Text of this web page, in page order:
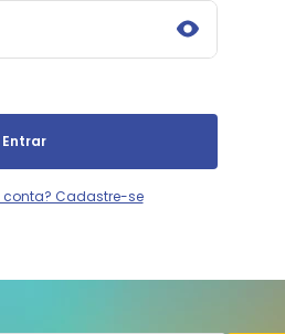
Entrar
conta? Cadastre-se